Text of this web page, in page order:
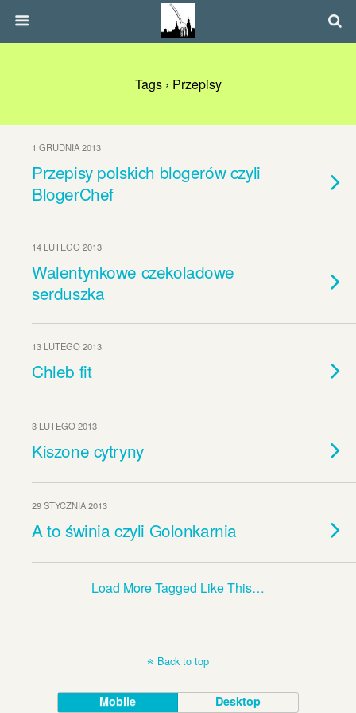
Tags › Przepisy
1 GRUDNIA 2013
Przepisy polskich blogerów czyli
BlogerChef
14 LUTEGO 2013
Walentynkowe czekoladowe
serduszka
13 LUTEGO 2013
Chleb fit
3 LUTEGO 2013
Kiszone cytryny
29 STYCZNIA 2013
A to świnia czyli Golonkarnia
Load More Tagged Like This…
Back to top
Mobile Desktop